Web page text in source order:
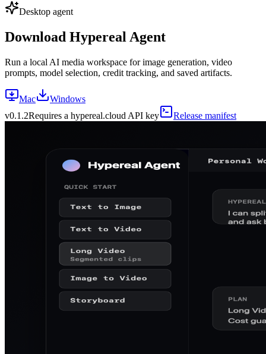
Desktop agent
Download Hypereal Agent
Run a local AI media workspace for image generation, video
prompts, model selection, credit tracking, and saved artifacts.
Mac
Windows
v0.1.2Requires a hypereal.cloud API key Release manifest